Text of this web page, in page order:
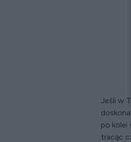
Jeśli w
po kolei
tracąc